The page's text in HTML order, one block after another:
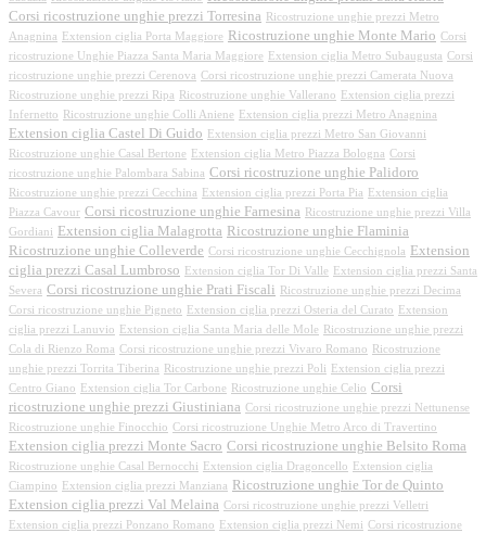
Corsi ricostruzione unghie prezzi Torresina
Ricostruzione unghie prezzi Metro
Anagnina
Extension ciglia Porta Maggiore Ricostruzione unghie Monte Mario Corsi
ricostruzione Unghie Piazza Santa Maria Maggiore
Extension ciglia Metro Subaugusta Corsi
ricostruzione unghie prezzi Cerenova Corsi ricostruzione unghie prezzi Camerata Nuova
Ricostruzione unghie prezzi Ripa
Ricostruzione unghie Vallerano
Extension ciglia prezzi
Infernetto
Ricostruzione unghie Colli Aniene Extension ciglia prezzi Metro Anagnina
Extension ciglia Castel Di Guido
Extension ciglia prezzi Metro San Giovanni
Ricostruzione unghie Casal Bertone
Extension ciglia Metro Piazza Bologna Corsi
ricostruzione unghie Palombara Sabina Corsi ricostruzione unghie Palidoro
Ricostruzione unghie prezzi Cecchina Extension ciglia prezzi Porta Pia
Extension ciglia
Piazza Cavour Corsi ricostruzione unghie Farnesina
Ricostruzione unghie prezzi Villa
Gordiani
Extension ciglia Malagrotta Ricostruzione unghie Flaminia
Ricostruzione unghie Colleverde Corsi ricostruzione unghie Cecchignola
Extension
ciglia prezzi Casal Lumbroso
Extension ciglia Tor Di Valle
Extension ciglia prezzi Santa
Severa Corsi ricostruzione unghie Prati Fiscali
Ricostruzione unghie prezzi Decima
Corsi ricostruzione unghie Pigneto
Extension ciglia prezzi Osteria del Curato
Extension
ciglia prezzi Lanuvio
Extension ciglia Santa Maria delle Mole
Ricostruzione unghie prezzi
Cola di Rienzo Roma Corsi ricostruzione unghie prezzi Vivaro Romano
Ricostruzione
unghie prezzi Torrita Tiberina
Ricostruzione unghie prezzi Poli
Extension ciglia prezzi
Centro Giano
Extension ciglia Tor Carbone Ricostruzione unghie Celio Corsi
ricostruzione unghie prezzi Giustiniana Corsi ricostruzione unghie prezzi Nettunense
Ricostruzione unghie Finocchio Corsi ricostruzione Unghie Metro Arco di Travertino
Extension ciglia prezzi Monte Sacro Corsi ricostruzione unghie Belsito Roma
Ricostruzione unghie Casal Bernocchi Extension ciglia Dragoncello
Extension ciglia
Ciampino
Extension ciglia prezzi Manziana
Ricostruzione unghie Tor de Quinto
Extension ciglia prezzi Val Melaina Corsi ricostruzione unghie prezzi Velletri
Extension ciglia prezzi Ponzano Romano
Extension ciglia prezzi Nemi Corsi ricostruzione